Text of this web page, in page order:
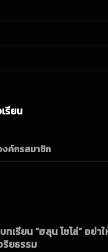
รียน
งค์กรสมาชิก
ทเรียน “ฮลุน โซโล่” อย่า
ริยธรรม